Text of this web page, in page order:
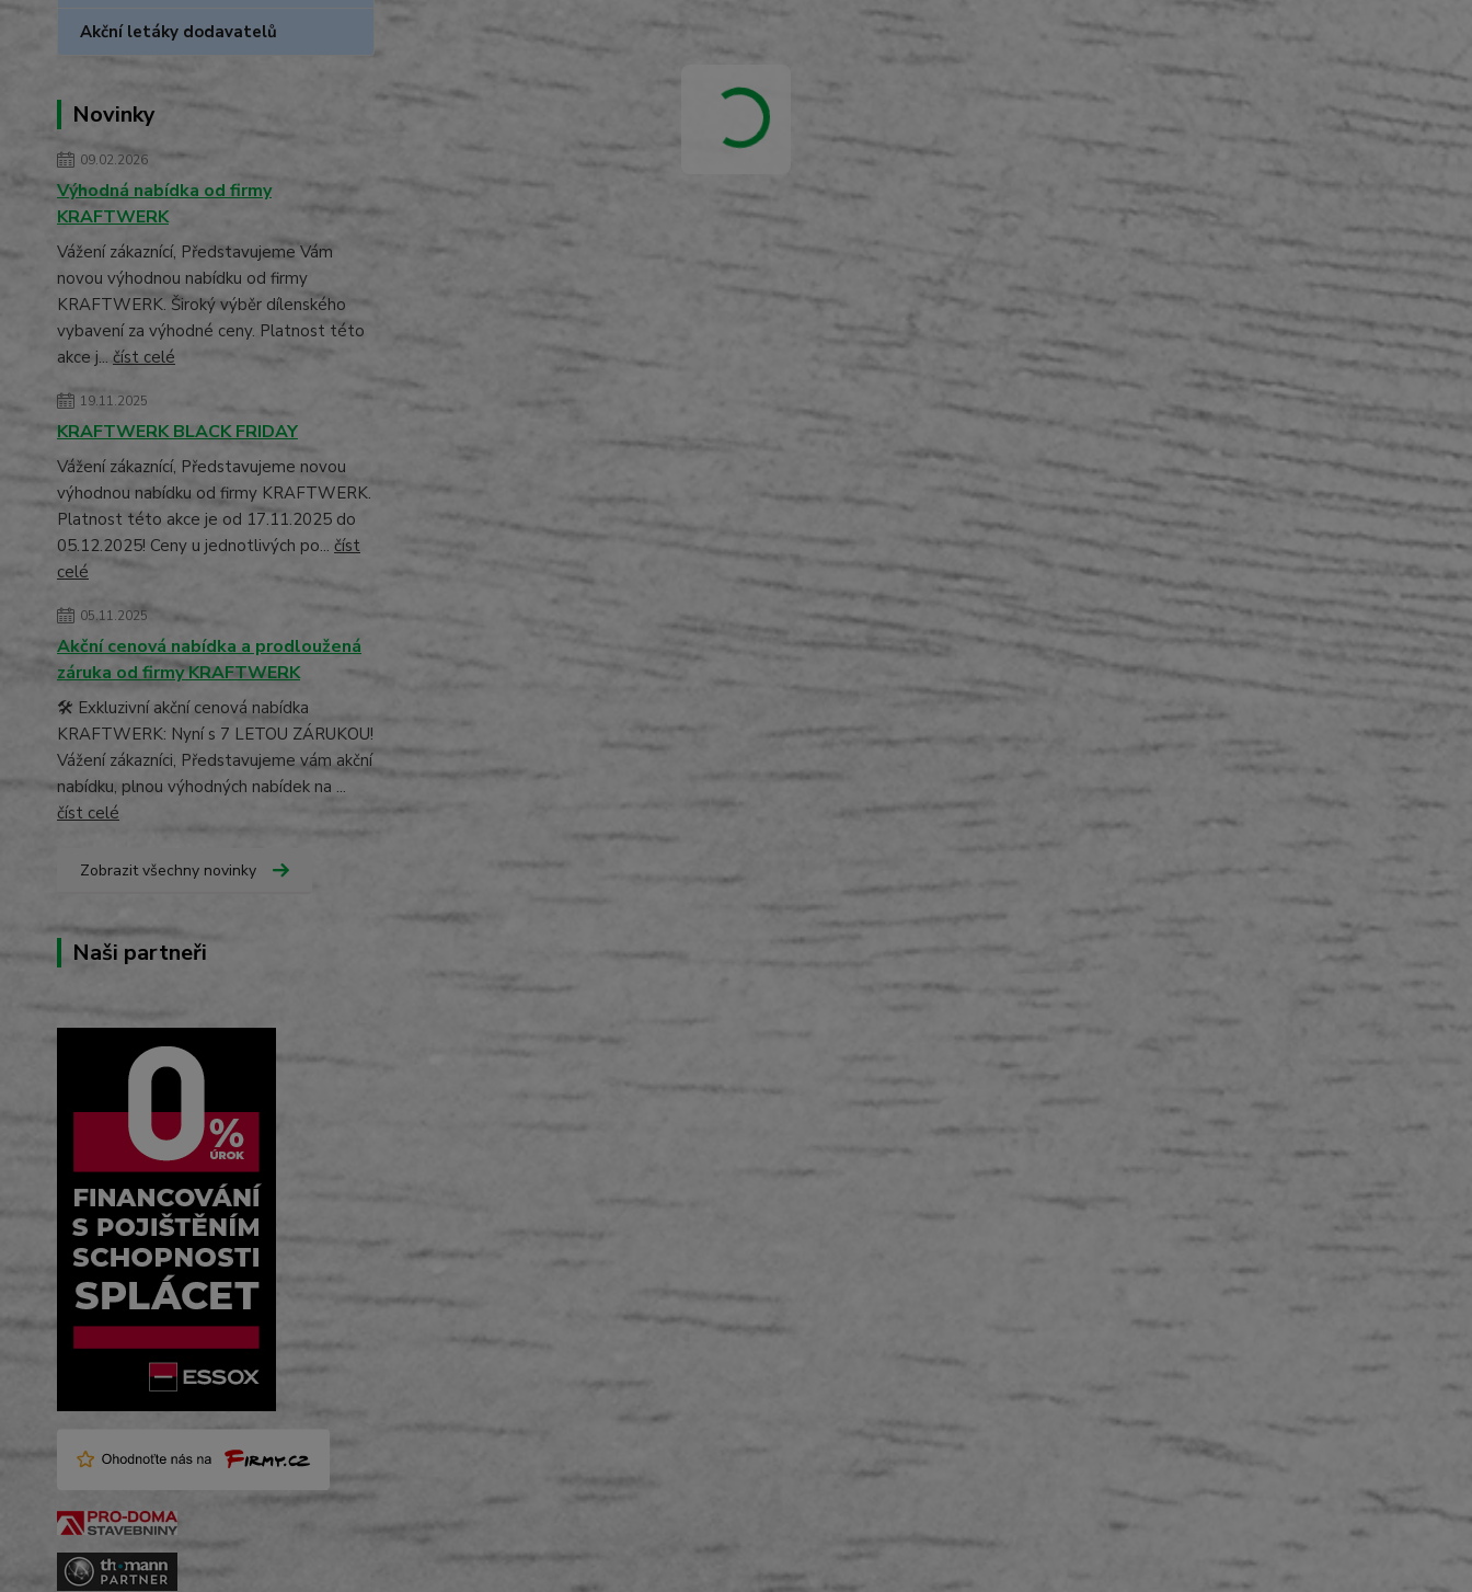
Akční letáky dodavatelů
Novinky
09.02.2026
Výhodná nabídka od firmy
KRAFTWERK
Vážení zákaznící, Představujeme Vám
novou výhodnou nabídku od firmy
KRAFTWERK. Široký výběr dílenského
vybavení za výhodné ceny. Platnost této
akce j... číst celé
19.11.2025
KRAFTWERK BLACK FRIDAY
Vážení zákaznící, Představujeme novou
výhodnou nabídku od firmy KRAFTWERK.
Platnost této akce je od 17.11.2025 do
05.12.2025! Ceny u jednotlivých po... číst
celé
05.11.2025
Akční cenová nabídka a prodloužená
záruka od firmy KRAFTWERK
🛠️ Exkluzivní akční cenová nabídka
KRAFTWERK: Nyní s 7 LETOU ZÁRUKOU!
Vážení zákazníci, Představujeme vám akční
nabídku, plnou výhodných nabídek na ...
číst celé
Zobrazit všechny novinky
Naši partneři